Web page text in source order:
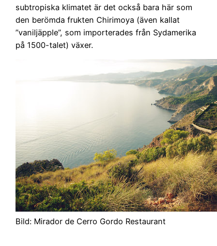
subtropiska klimatet är det också bara här som
den berömda frukten Chirimoya (även kallat
”vaniljäpple”, som importerades från Sydamerika
på 1500-talet) växer.
Bild: Mirador de Cerro Gordo Restaurant